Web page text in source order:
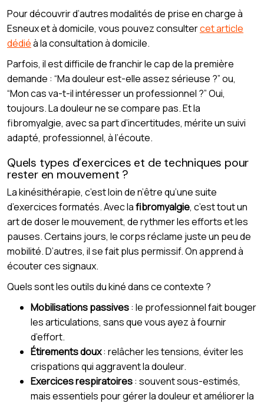
Pour découvrir d’autres modalités de prise en charge à
Esneux et à domicile, vous pouvez consultercet article
dédiéà la consultation à domicile.
Parfois, il est difficile de franchir le cap de la première
demande : “Ma douleur est-elle assez sérieuse ?” ou,
“Mon cas va-t-il intéresser un professionnel ?” Oui,
toujours. La douleur ne se compare pas. Et la
fibromyalgie, avec sa part d’incertitudes, mérite un suivi
adapté, professionnel, à l’écoute.
Quels types d’exercices et de techniques pour
rester en mouvement ?
La kinésithérapie, c’est loin de n’être qu’une suite
d’exercices formatés. Avec lafibromyalgie, c’est tout un
art de doser le mouvement, de rythmer les efforts et les
pauses. Certains jours, le corps réclame juste un peu de
mobilité. D’autres, il se fait plus permissif. On apprend à
écouter ces signaux.
Quels sont les outils du kiné dans ce contexte ?
Mobilisations passives: le professionnel fait bouger
les articulations, sans que vous ayez à fournir
d’effort.
Étirements doux: relâcher les tensions, éviter les
crispations qui aggravent la douleur.
Exercices respiratoires: souvent sous-estimés,
mais essentiels pour gérer la douleur et améliorer la